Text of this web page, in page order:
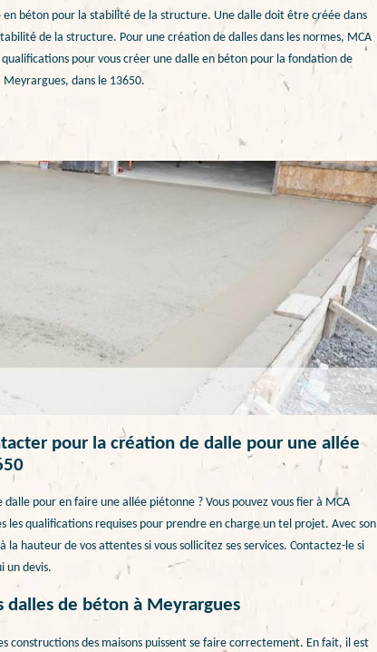
béton pour la stabilité de la structure. Une dalle doit être créée dans
de la structure. Pour une création de dalles dans les normes, MCA
pour vous créer une dalle en béton pour la fondation de
dans le 13650.
pour la création de dalle pour une allée
pour en faire une allée piétonne ? Vous pouvez vous fier à MCA
les qualifications requises pour prendre en charge un tel projet. Avec son
hauteur de vos attentes si vous sollicitez ses services. Contactez-le si
un devis.
dalles de béton à Meyrargues
constructions des maisons puissent se faire correctement. En fait, il est